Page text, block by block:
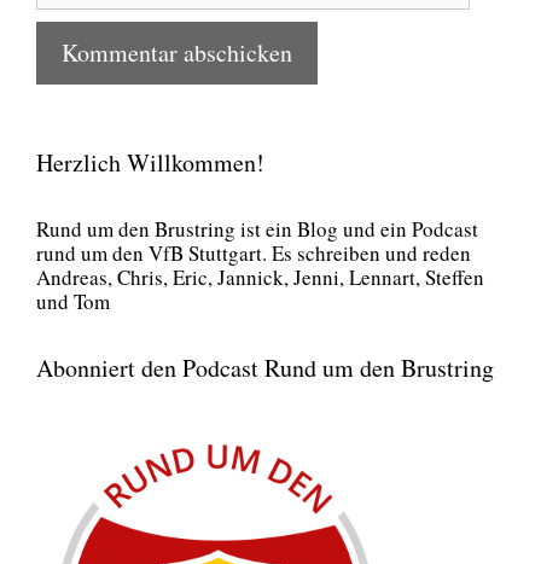
Herzlich Willkommen!
Rund um den Brust­ring ist ein Blog und ein Pod­cast
rund um den VfB Stutt­gart. Es schrei­ben und reden
Andre­as, Chris, Eric, Jan­nick, Jen­ni, Lenn­art, Stef­fen
und Tom
Abonniert den Podcast Rund um den Brustring